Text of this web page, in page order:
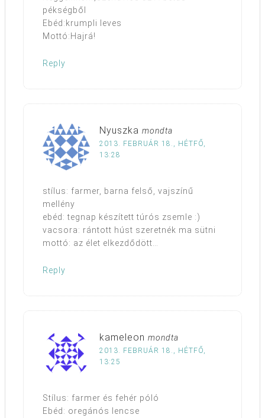
pékségből
Ebéd:krumpli leves
Mottó:Hajrá!
Reply
Nyuszka mondta
2013. FEBRUÁR 18., HÉTFŐ,
13:28
stílus: farmer, barna felső, vajszínű
mellény
ebéd: tegnap készített túrós zsemle :)
vacsora: rántott húst szeretnék ma sütni
mottó: az élet elkezdődött…
Reply
kameleon mondta
2013. FEBRUÁR 18., HÉTFŐ,
13:25
Stílus: farmer és fehér póló
Ebéd: oregánós lencse